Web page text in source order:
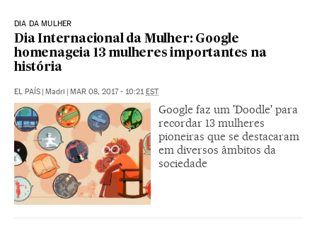
DIA DA MULHER
Dia Internacional da Mulher: Google
homenageia 13 mulheres importantes na
história
EL PAÍS | Madri | MAR 08, 2017 - 10:21 EST
Google faz um 'Doodle' para
recordar 13 mulheres
pioneiras que se destacaram
em diversos âmbitos da
sociedade